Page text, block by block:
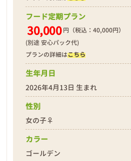
フード定期プラン
30,000 円（税込：40,000円）
(別途 安心パック代)
プランの詳細はこちら
生年月日
2026年4月13日 生まれ
性別
女の子♀
カラー
ゴールデン